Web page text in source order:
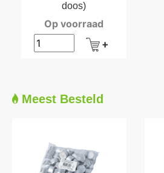
doos)
Op voorraad
Meest Besteld